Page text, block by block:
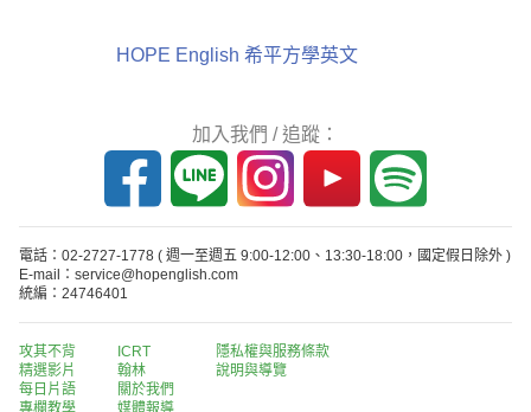
HOPE English 希平方學英文
加入我們 / 追蹤：
電話：02-2727-1778 ( 週一至週五 9:00-12:00、13:30-18:00，國定假日除外 )
E-mail：service@hopenglish.com
統編：24746401
攻其不背
精選影片
每日片語
專欄教學
ICRT
翰林
關於我們
媒體報導
隱私權與服務條款
說明與導覽